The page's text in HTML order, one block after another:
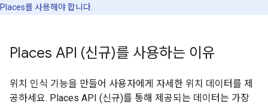
Places를 사용해야 합니다.
Places API (신규)를 사용하는 이유
위치 인식 기능을 만들어 사용자에게 자세한 위치 데이터를 제
공하세요. Places API (신규)를 통해 제공되는 데이터는 가장